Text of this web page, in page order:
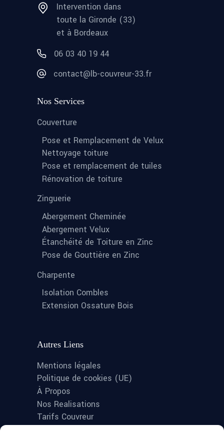
Intervention dans
toute la Gironde (33)
et à Bordeaux
06 03 40 19 44
contact@lb-couvreur-33.fr
Nos Services
Couverture
Pose et Remplacement de Velux
Nettoyage toiture
Pose et remplacement de tuiles
Rénovation de toiture
Zinguerie
Abergement Cheminée
Abergement Velux
Étanchéité de Toiture en Zinc
Pose de Gouttière en Zinc
Charpente
Isolation Combles
Extension Ossature Bois
Autres Liens
Mentions légales
Politique de cookies (UE)
À Propos
Nos Realisations
Tarifs Couvreur